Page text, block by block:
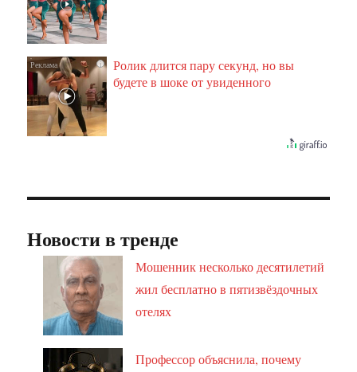
i
Ролик длится пару секунд, но вы
будете в шоке от увиденного
Новости в тренде
Мошенник несколько десятилетий
жил бесплатно в пятизвёздочных
отелях
Профессор объяснила, почему